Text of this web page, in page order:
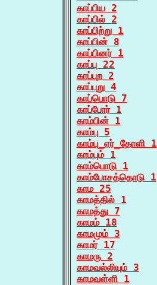
காப்பிய 2
காப்பில் 2
காப்பிற்று 1
காப்பின் 8
காப்பினர் 1
காப்பு 22
காப்புற 2
காப்புறு 4
காப்பொடு 7
காப்போர் 1
காம்பின் 1
காம்பு 5
காம்பு_ஏர்_தோளி 1
காம்பும் 1
காம்பொடு 1
காம்போசத்தொடு 1
காம 25
காமத்தில் 1
காமத்து 7
காமம் 18
காமமும் 3
காமர் 17
காமரு 2
காமவல்லியும் 3
காமவள்ளி 1